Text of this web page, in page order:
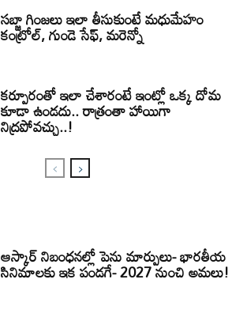
సబ్జా గింజలు ఇలా తీసుకుంటే మధుమేహం
కంట్రోల్, గుండె సేఫ్, మరెన్నో
కర్పూరంతో ఇలా చేశారంటే ఇంట్లో ఒక్క దోమ
కూడా ఉండదు.. రాత్రంతా హాయిగా
నిద్రపోవచ్చు..!
ఆస్కార్ నిబంధనల్లో పెను మార్పులు- భారతీయ
సినిమాలకు ఇక పండగే- 2027 నుంచి అమలు!